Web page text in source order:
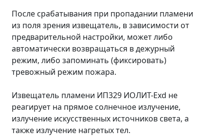
После срабатывания при пропадании пламени
из поля зрения извещатель, в зависимости от
предварительной настройки, может либо
автоматически возвращаться в дежурный
режим, либо запоминать (фиксировать)
тревожный режим пожара.
Извещатель пламени ИП329 ИОЛИТ-Ехd не
реагирует на прямое солнечное излучение,
излучение искусственных источников света, а
также излучение нагретых тел.